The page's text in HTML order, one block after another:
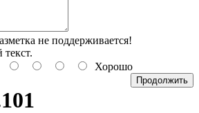
не поддерживается!
Хорошо
Продолжить